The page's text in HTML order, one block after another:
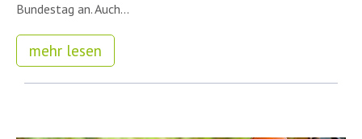
Bundestag an. Auch...
mehr lesen